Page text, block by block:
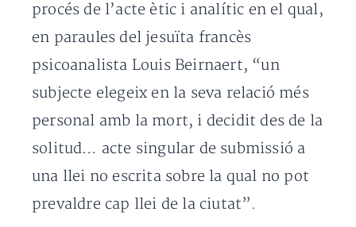
procés de l’acte ètic i analític en el qual,
en paraules del jesuïta francès
psicoanalista Louis Beirnaert, “un
subjecte elegeix en la seva relació més
personal amb la mort, i decidit des de la
solitud… acte singular de submissió a
una llei no escrita sobre la qual no pot
prevaldre cap llei de la ciutat”.